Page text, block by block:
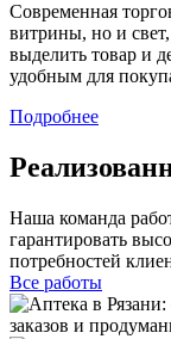
Современная
витрины, но и
выделить товар и
удобным для
Подробнее
Наша команда
гарантировать
потребностей
Все работы